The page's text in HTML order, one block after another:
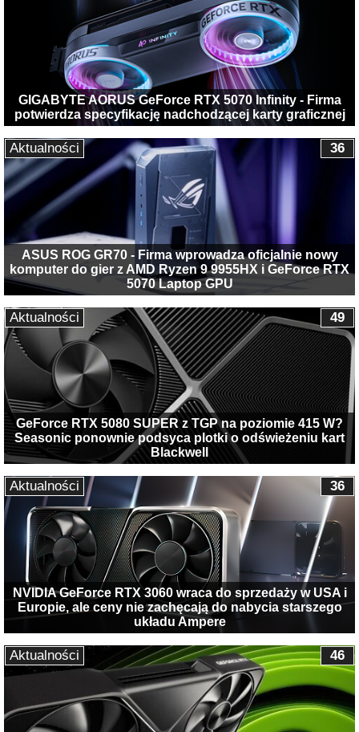
GIGABYTE AORUS GeForce RTX 5070 Infinity - Firma
potwierdza specyfikację nadchodzącej karty graficznej
ASUS ROG GR70 - Firma wprowadza oficjalnie nowy
komputer do gier z AMD Ryzen 9 9955HX i GeForce RTX
5070 Laptop GPU
36
Aktualności
GeForce RTX 5080 SUPER z TGP na poziomie 415 W?
Seasonic ponownie podsyca plotki o odświeżeniu kart
Blackwell
49
Aktualności
NVIDIA GeForce RTX 3060 wraca do sprzedaży w USA i
Europie, ale ceny nie zachęcają do nabycia starszego
układu Ampere
36
Aktualności
46
Aktualności